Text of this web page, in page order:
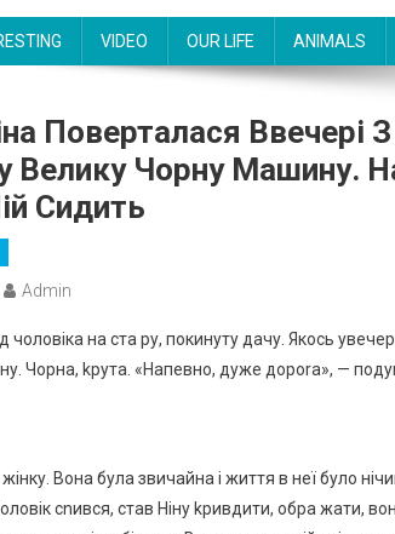
VIDEO OUR LIFE ANIMALS
Поверталася Ввечері
Велику Чорну Машину.
Сидить
Admin
чоловіка на ста ру, покинуту дачу. Якось
Чорна, kрута. «Напевно, дуже дороrа», —
Вона була звичайна і життя в неї було
сnився, став Ніну kривдити, обра жати,